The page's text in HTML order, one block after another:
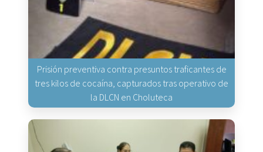
Prisión preventiva contra presuntos traficantes de
tres kilos de cocaína, capturados tras operativo de
la DLCN en Choluteca